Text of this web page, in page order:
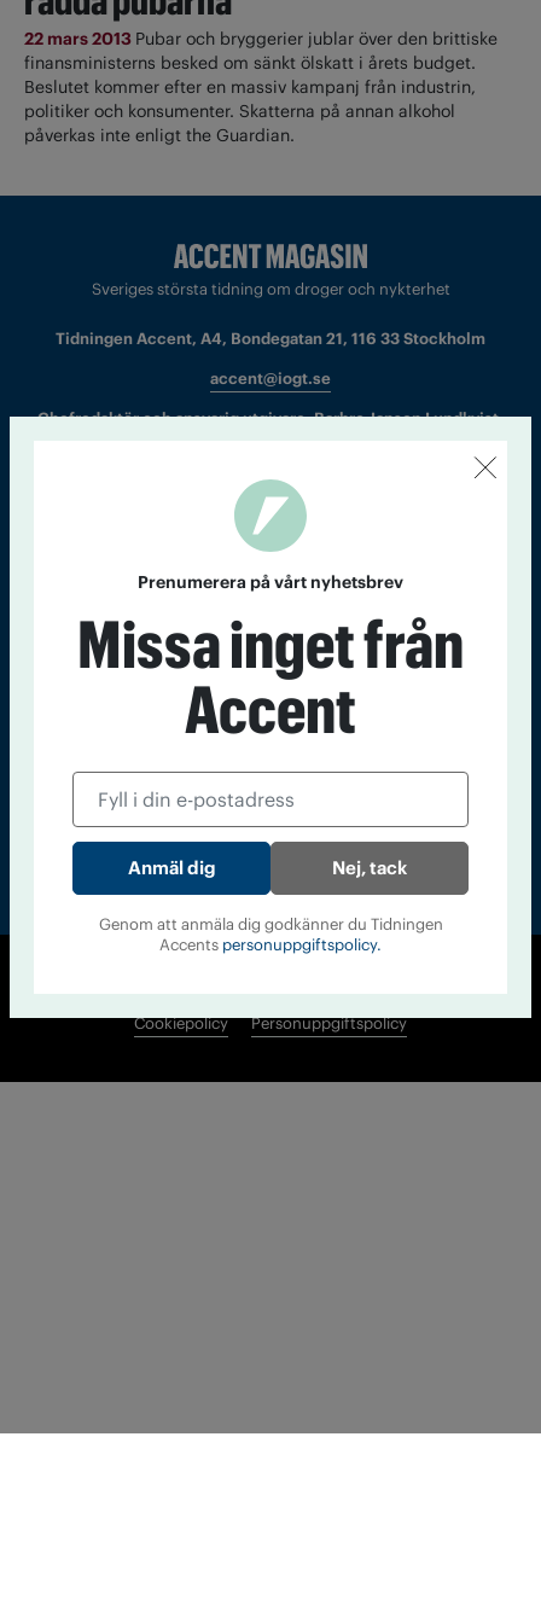
22 mars 2013 Pubar och bryggerier jublar över den brittiske
finansministerns besked om sänkt ölskatt i årets budget.
Beslutet kommer efter en massiv kampanj från industrin,
politiker och konsumenter. Skatterna på annan alkohol
påverkas inte enligt the Guardian.
Sveriges största tidning om droger och nykterhet
Tidningen Accent, A4, Bondegatan 21, 116 33 Stockholm
accent@iogt.se
Chefredaktör och ansvarig utgivare: Barbro Janson Lundkvist,
barbro@a4.se.
Tidningsarkiv
Läs tidigare
nummer av
© Tidningen Accent 2026
Cookiepolicy
Personuppgiftspolicy
Prenumerera på vårt nyhetsbrev
Missa inget från
Accent
Nej, tack
Genom att anmäla dig godkänner du Tidningen
Accents personuppgiftspolicy.